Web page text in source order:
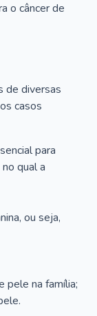
o câncer de
de diversas
casos
para
qual a
ou seja,
pele na família;